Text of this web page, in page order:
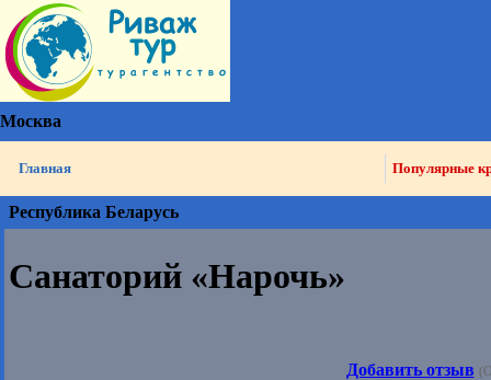
Москва
Главная Популярные
Республика Беларусь
Санаторий «Нарочь»
Добавить отзыв